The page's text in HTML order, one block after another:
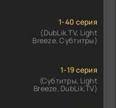
1-40 серия
(DubLik.TV, Light
Breeze, Субтитры)
1-19 серия
(Субтитры, Light
Breeze, DubLik.TV)